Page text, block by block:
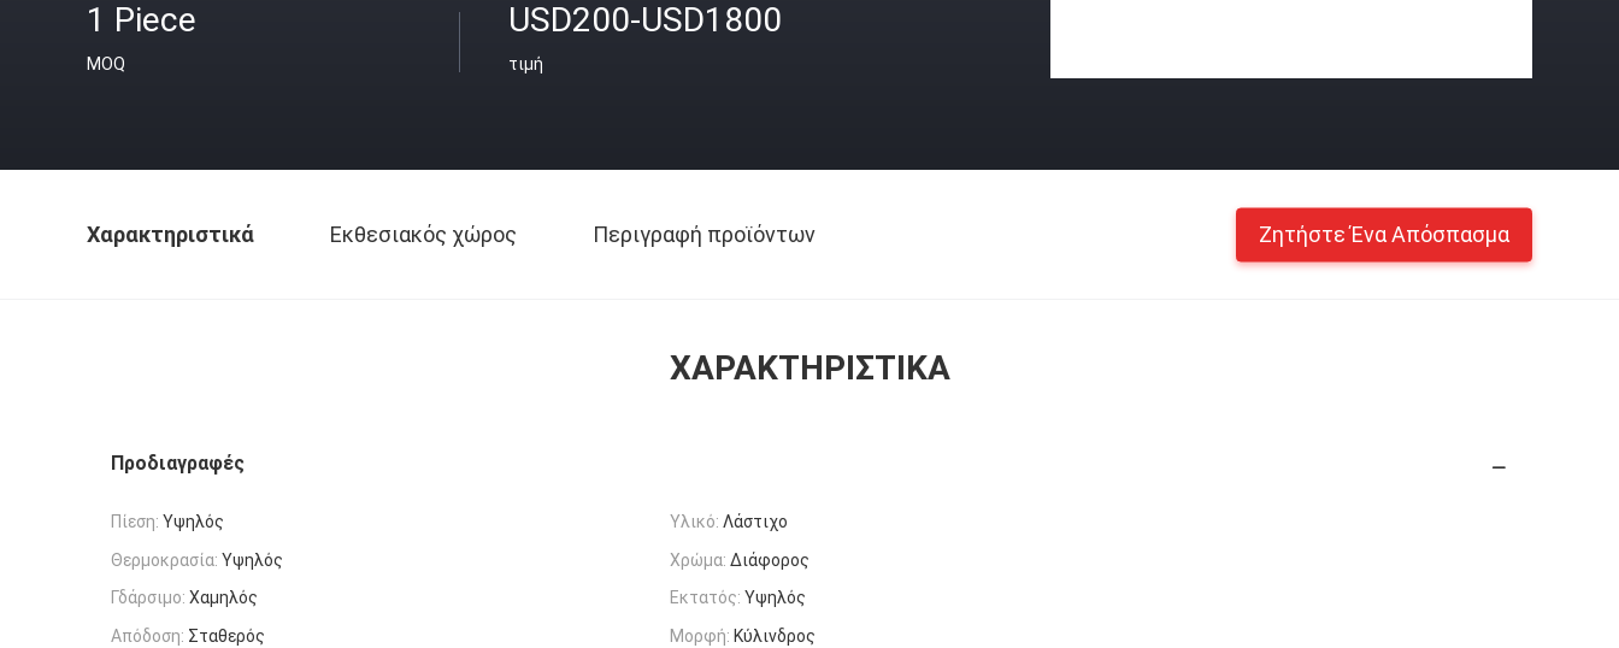
1 Piece
MOQ
USD200-USD1800
τιμή
Χαρακτηριστικά Εκθεσιακός χώρος Περιγραφή προϊόντων Ζητήστε Ένα Απόσπασμα
ΧΑΡΑΚΤΗΡΙΣΤΙΚΆ
Προδιαγραφές
Πίεση: Υψηλός Υλικό: Λάστιχο
Θερμοκρασία: Υψηλός Χρώμα: Διάφορος
Γδάρσιμο: Χαμηλός Εκτατός: Υψηλός
Απόδοση: Σταθερός Μορφή: Κύλινδρος